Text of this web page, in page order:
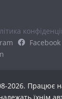
Facebook
2026. Працює